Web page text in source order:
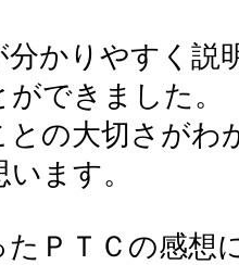
分かりやすく説
できました。
との大切さがわ
ます。
たＰＴＣの感想